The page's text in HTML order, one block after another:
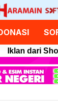
Iklan dari